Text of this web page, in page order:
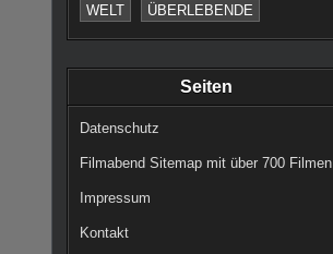
WELT
ÜBERLEBENDE
Seiten
Datenschutz
Filmabend Sitemap mit über 700 Filmen
Impressum
Kontakt